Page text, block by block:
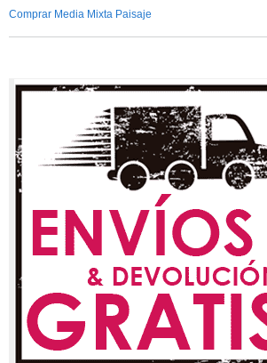
Comprar Media Mixta Paisaje